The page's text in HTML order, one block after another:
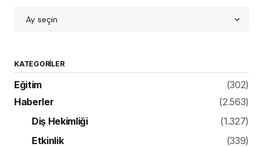
KATEGORILER
Eğitim
(302)
Haberler
(2.563)
Diş Hekimliği
(1.327)
Etkinlik
(339)